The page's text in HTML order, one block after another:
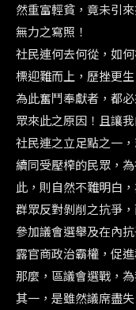
然重富輕貧，竟未引
無力之寫照！
社民連何去何從，如
標迎難而上，歷挫更
為此奮鬥奉獻者，都
眾來此之原因！且讓
社民連之立足點之一
續同受壓榨的民眾，
此，則自然不難明白
群眾反對剝削之抗爭
參加議會選舉及在內
露官商政治霸權，促
那麼，區議會選戰，
其一，是雖然議席盡